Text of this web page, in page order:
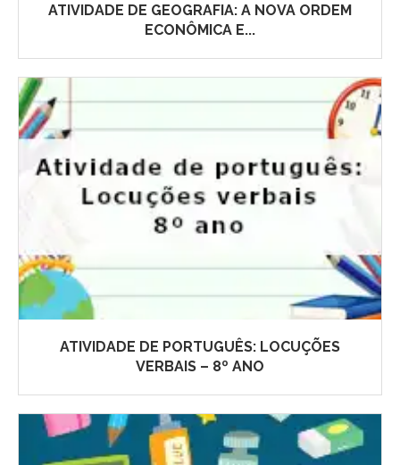
ATIVIDADE DE GEOGRAFIA: A NOVA ORDEM
ECONÔMICA E...
ATIVIDADE DE PORTUGUÊS: LOCUÇÕES
VERBAIS – 8º ANO